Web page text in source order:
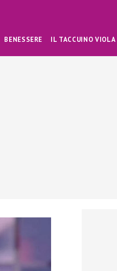
BENESSERE IL TACCUINO VIOLA